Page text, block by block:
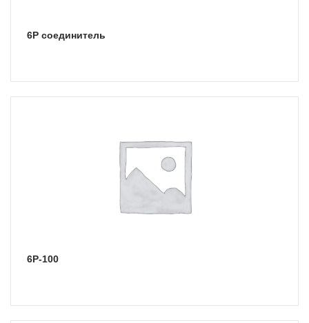
6Р соединитель
6Р-100